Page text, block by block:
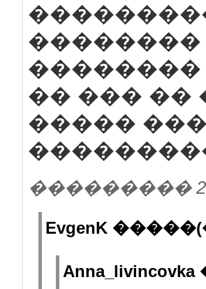
��������
�� ��� ��
�����
���������
EvgenK